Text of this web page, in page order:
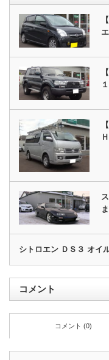
シトロエン ＤＳ３ オイ
コメント
コメント (0)